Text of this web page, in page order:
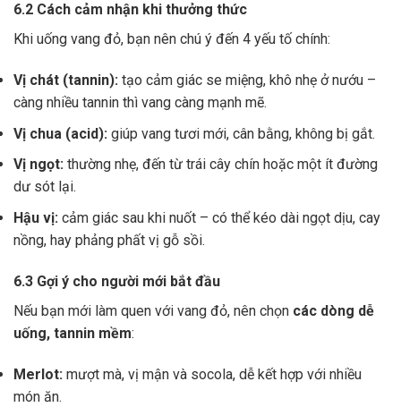
6.2 Cách cảm nhận khi thưởng thức
Khi uống vang đỏ, bạn nên chú ý đến 4 yếu tố chính:
Vị chát (tannin): tạo cảm giác se miệng, khô nhẹ ở nướu –
càng nhiều tannin thì vang càng mạnh mẽ.
Vị chua (acid): giúp vang tươi mới, cân bằng, không bị gắt.
Vị ngọt: thường nhẹ, đến từ trái cây chín hoặc một ít đường
dư sót lại.
Hậu vị: cảm giác sau khi nuốt – có thể kéo dài ngọt dịu, cay
nồng, hay phảng phất vị gỗ sồi.
6.3 Gợi ý cho người mới bắt đầu
Nếu bạn mới làm quen với vang đỏ, nên chọn các dòng dễ
uống, tannin mềm:
Merlot: mượt mà, vị mận và socola, dễ kết hợp với nhiều
món ăn.